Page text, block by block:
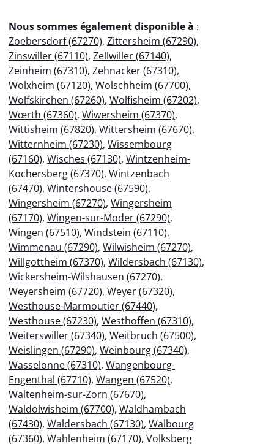
Nous sommes également disponible à :
Zoebersdorf (67270), Zittersheim (67290),
Zinswiller (67110), Zellwiller (67140),
Zeinheim (67310), Zehnacker (67310),
Wolxheim (67120), Wolschheim (67700),
Wolfskirchen (67260), Wolfisheim (67202),
Wœrth (67360), Wiwersheim (67370),
Wittisheim (67820), Wittersheim (67670),
Witternheim (67230), Wissembourg
(67160), Wisches (67130), Wintzenheim-
Kochersberg (67370), Wintzenbach
(67470), Wintershouse (67590),
Wingersheim (67270), Wingersheim
(67170), Wingen-sur-Moder (67290),
Wingen (67510), Windstein (67110),
Wimmenau (67290), Wilwisheim (67270),
Willgottheim (67370), Wildersbach (67130),
Wickersheim-Wilshausen (67270),
Weyersheim (67720), Weyer (67320),
Westhouse-Marmoutier (67440),
Westhouse (67230), Westhoffen (67310),
Weiterswiller (67340), Weitbruch (67500),
Weislingen (67290), Weinbourg (67340),
Wasselonne (67310), Wangenbourg-
Engenthal (67710), Wangen (67520),
Waltenheim-sur-Zorn (67670),
Waldolwisheim (67700), Waldhambach
(67430), Waldersbach (67130), Walbourg
(67360), Wahlenheim (67170), Volksberg